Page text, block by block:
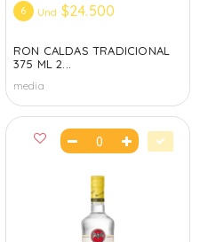
6 Und $24.500
RON CALDAS TRADICIONAL
375 ML 2...
media